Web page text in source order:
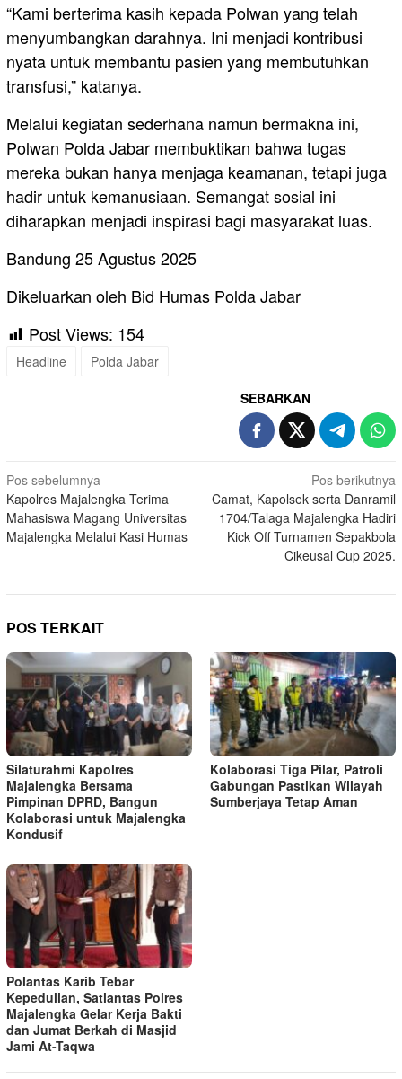
“Kami berterima kasih kepada Polwan yang telah
menyumbangkan darahnya. Ini menjadi kontribusi
nyata untuk membantu pasien yang membutuhkan
transfusi,” katanya.
Melalui kegiatan sederhana namun bermakna ini,
Polwan Polda Jabar membuktikan bahwa tugas
mereka bukan hanya menjaga keamanan, tetapi juga
hadir untuk kemanusiaan. Semangat sosial ini
diharapkan menjadi inspirasi bagi masyarakat luas.
Bandung 25 Agustus 2025
Dikeluarkan oleh Bid Humas Polda Jabar
Post Views: 154
Headline Polda Jabar
SEBARKAN
Navigasi
pos
Pos sebelumnya
Kapolres Majalengka Terima
Mahasiswa Magang Universitas
Majalengka Melalui Kasi Humas
Pos berikutnya
Camat, Kapolsek serta Danramil
1704/Talaga Majalengka Hadiri
Kick Off Turnamen Sepakbola
Cikeusal Cup 2025.
POS TERKAIT
Silaturahmi Kapolres
Majalengka Bersama
Pimpinan DPRD, Bangun
Kolaborasi untuk Majalengka
Kondusif
Kolaborasi Tiga Pilar, Patroli
Gabungan Pastikan Wilayah
Sumberjaya Tetap Aman
Polantas Karib Tebar
Kepedulian, Satlantas Polres
Majalengka Gelar Kerja Bakti
dan Jumat Berkah di Masjid
Jami At-Taqwa